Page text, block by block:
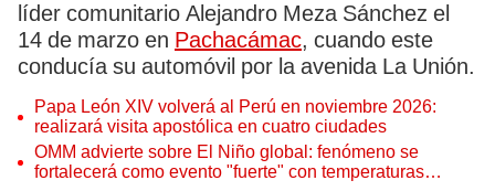
líder comunitario Alejandro Meza Sánchez el
14 de marzo en Pachacámac, cuando este
conducía su automóvil por la avenida La Unión.
Papa León XIV volverá al Perú en noviembre 2026:
realizará visita apostólica en cuatro ciudades
OMM advierte sobre El Niño global: fenómeno se
fortalecerá como evento "fuerte" con temperaturas